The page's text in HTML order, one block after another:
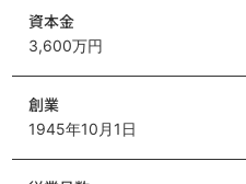
資本金
3,600万円
創業
1945年10月1日